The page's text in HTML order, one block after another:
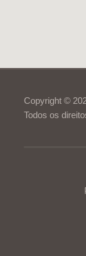
Copyright ©
Todos os